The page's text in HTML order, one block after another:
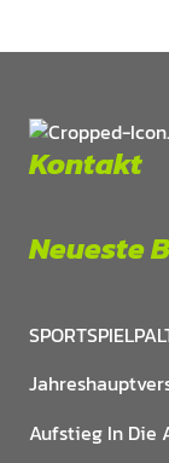
Kontakt
Neueste
Aufstieg In Die